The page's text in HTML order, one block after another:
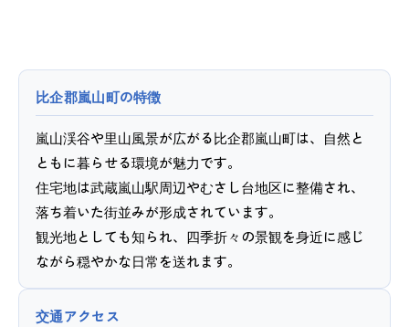
比企郡嵐山町の特徴
嵐山渓谷や里山風景が広がる比企郡嵐山町は、自然と
ともに暮らせる環境が魅力です。
住宅地は武蔵嵐山駅周辺やむさし台地区に整備され、
落ち着いた街並みが形成されています。
観光地としても知られ、四季折々の景観を身近に感じ
ながら穏やかな日常を送れます。
交通アクセス